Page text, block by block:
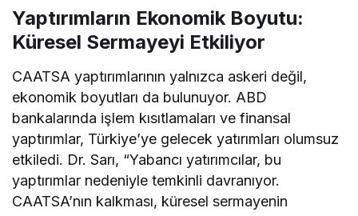
Yaptırımların Ekonomik Boyutu:
Küresel Sermayeyi Etkiliyor
CAATSA yaptırımlarının yalnızca askeri değil,
ekonomik boyutları da bulunuyor. ABD
bankalarında işlem kısıtlamaları ve finansal
yaptırımlar, Türkiye’ye gelecek yatırımları olumsuz
etkiledi. Dr. Sarı, “Yabancı yatırımcılar, bu
yaptırımlar nedeniyle temkinli davranıyor.
CAATSA’nın kalkması, küresel sermayenin